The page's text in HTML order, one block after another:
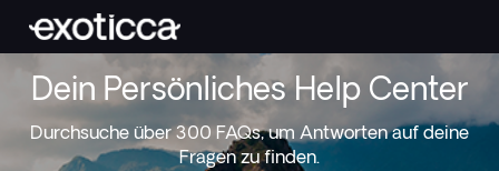
Dein Persönliches Help Center
Durchsuche über 300 FAQs, um Antworten auf deine
Fragen zu finden.